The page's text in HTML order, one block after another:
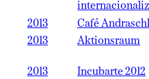
2013
Café
2013
Aktionsraum
2013
Incubarte 2012